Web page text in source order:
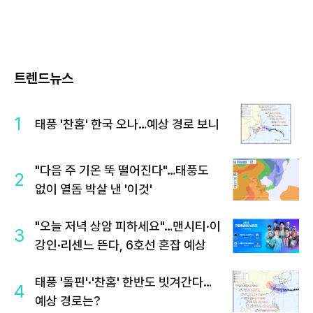
트렌드뉴스
1 태풍 '찬홈' 한국 오나…예상 경로 보니
2
"다음 주 기온 뚝 떨어진다"…태풍도
없이 열돔 박살 낸 '이것'
3
"오늘 저녁 상암 피하세요"…맨시티·이
강인·리센느 뜬다, 6호선 혼잡 예상
4
태풍 '돌핀'·'찬홈' 한반도 빗겨간다…
예상 경로는?